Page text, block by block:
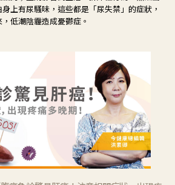
上有尿騷味，這些都是「尿失禁」的症狀，
低潮陰霾造成憂鬱症。